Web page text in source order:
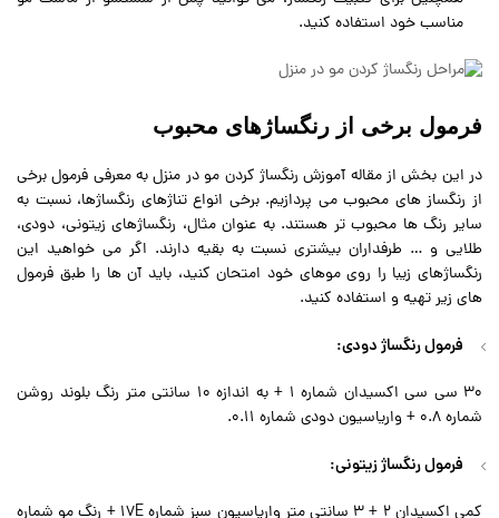
مناسب خود استفاده کنید.
فرمول برخی از رنگساژهای محبوب
در این بخش از مقاله آموزش رنگساژ کردن مو در منزل به معرفی فرمول برخی
از رنگساز های محبوب می پردازیم. برخی انواع تناژهای رنگساژها، نسبت به
سایر رنگ ها محبوب تر هستند. به عنوان مثال، رنگساژهای زیتونی، دودی،
طلایی و … طرفداران بیشتری نسبت به بقیه دارند. اگر می خواهید این
رنگساژهای زیبا را روی موهای خود امتحان کنید، باید آن ها را طبق فرمول
های زیر تهیه و استفاده کنید.
فرمول رنگساژ دودی:
30 سی سی اکسیدان شماره 1 + به اندازه 10 سانتی متر رنگ بلوند روشن
شماره 0.8 + واریاسیون دودی شماره 0.11.
فرمول رنگساژ زیتونی:
کمی اکسیدان 2 + 3 سانتی متر واریاسیون سبز شماره 17E + رنگ مو شماره